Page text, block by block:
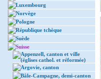
Luxembourg
Norvège
Pologne
République tchèque
Suède
Suisse
Appenzell, canton et ville
(églises cathol. et réformée)
Argovie, canton
Bâle-Campagne, demi-canton